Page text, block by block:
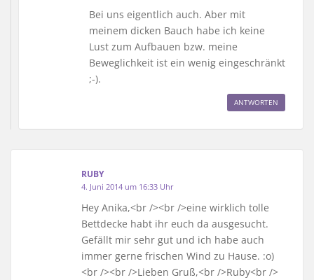
Bei uns eigentlich auch. Aber mit
meinem dicken Bauch habe ich keine
Lust zum Aufbauen bzw. meine
Beweglichkeit ist ein wenig eingeschränkt
;-).
ANTWORTEN
RUBY
4. Juni 2014 um 16:33 Uhr
Hey Anika,<br /><br />eine wirklich tolle
Bettdecke habt ihr euch da ausgesucht.
Gefällt mir sehr gut und ich habe auch
immer gerne frischen Wind zu Hause. :o)
<br /><br />Lieben Gruß,<br />Ruby<br />